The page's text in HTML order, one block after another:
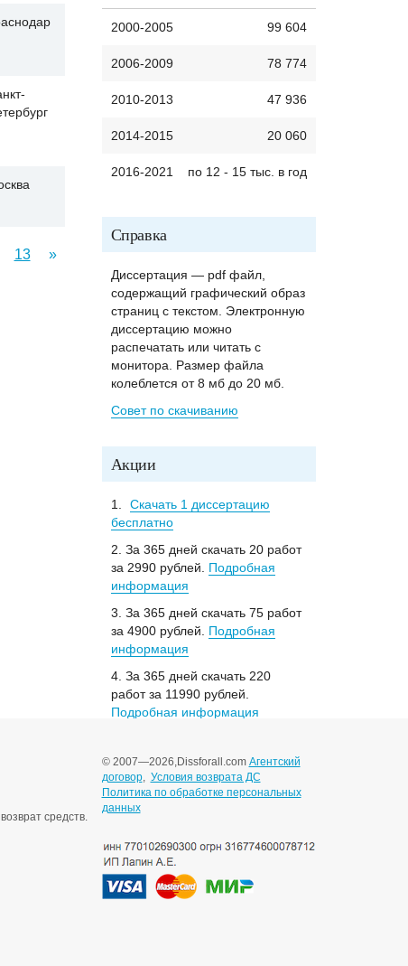
13 »
2000-2005 99 604
2006-2009 78 774
2010-2013 47 936
2014-2015 20 060
2016-2021 по 12 - 15 тыс. в год
Справка
Диссертация — pdf файл,
содержащий графический образ
страниц с текстом. Электронную
диссертацию можно
распечатать или читать с
монитора. Размер файла
колеблется от 8 мб до 20 мб.
Совет по скачиванию
Акции
1.
Скачать 1 диссертацию
бесплатно
2. За 365 дней скачать 20 работ
за 2990 рублей. Подробная
информация
3. За 365 дней скачать 75 работ
за 4900 рублей. Подробная
информация
4. За 365 дней скачать 220
работ за 11990 рублей.
Подробная информация
средств.
© 2007—2026,Dissforall.com Агентский
договор, Условия возврата ДС
Политика по обработке персональных
данных